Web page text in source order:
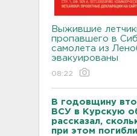
Выжившие
пропавшего в
самолета из
эвакуированы
08:22
В годовщину
ВСУ в Курскую
рассказал,
при этом погибли